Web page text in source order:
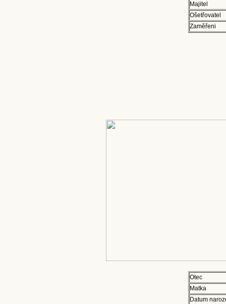
Majitel
Ošetřovatel
Zaměřeni
Otec
Matka
Datum